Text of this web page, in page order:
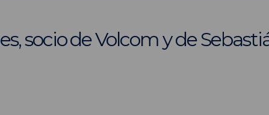
socio de Volcom y de